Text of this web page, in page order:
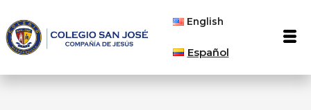
contenido
English
Español